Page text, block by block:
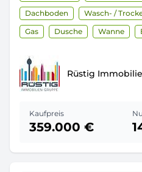
Dachboden
Wasch- /
Gas
Dusche Wanne
Rüstig
Kaufpreis
359.000 €